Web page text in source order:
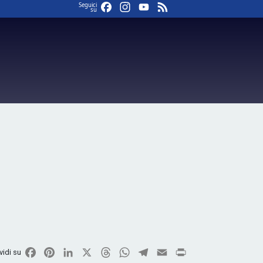
Seguici
su FacebookInstagram
YouTube
su FacebookPinterestLinkedIn ThreadsWhatsApp
Telegram
Email